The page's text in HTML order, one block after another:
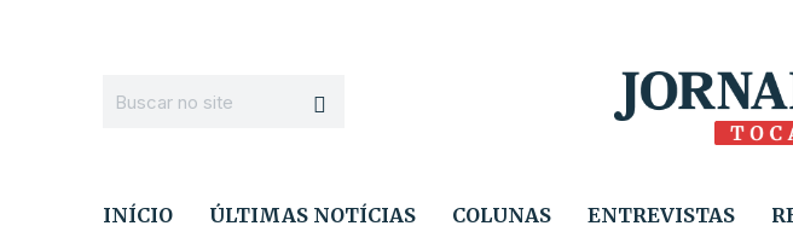
INÍCIO ÚLTIMAS NOTÍCIAS COLUNAS ENTREVISTAS